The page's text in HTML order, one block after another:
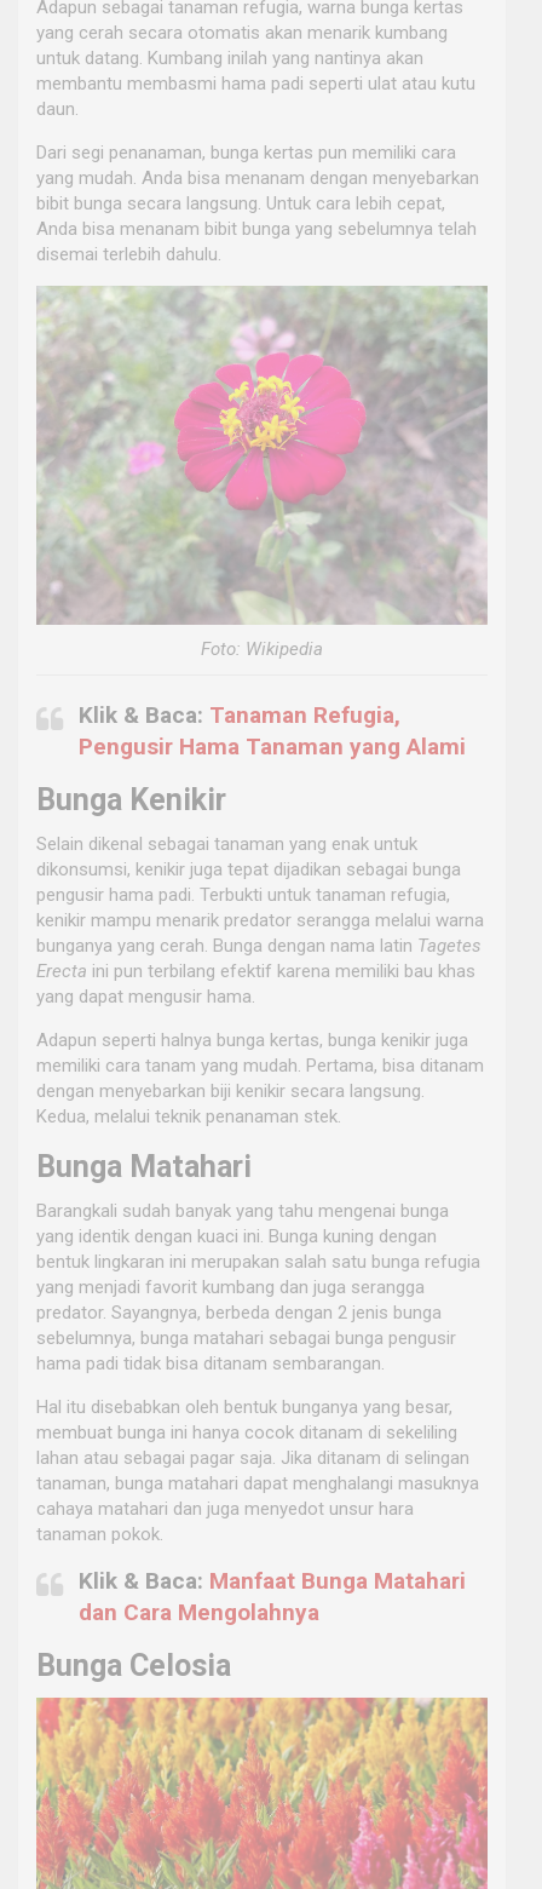
Adapun sebagai tanaman refugia, warna bunga kertas
yang cerah secara otomatis akan menarik kumbang
untuk datang. Kumbang inilah yang nantinya akan
membantu membasmi hama padi seperti ulat atau kutu
daun.
Dari segi penanaman, bunga kertas pun memiliki cara
yang mudah. Anda bisa menanam dengan menyebarkan
bibit bunga secara langsung. Untuk cara lebih cepat,
Anda bisa menanam bibit bunga yang sebelumnya telah
disemai terlebih dahulu.
Foto: Wikipedia
Klik & Baca: Tanaman Refugia,
Pengusir Hama Tanaman yang Alami
Bunga Kenikir
Selain dikenal sebagai tanaman yang enak untuk
dikonsumsi, kenikir juga tepat dijadikan sebagai bunga
pengusir hama padi. Terbukti untuk tanaman refugia,
kenikir mampu menarik predator serangga melalui warna
bunganya yang cerah. Bunga dengan nama latin Tagetes
Erecta ini pun terbilang efektif karena memiliki bau khas
yang dapat mengusir hama.
Adapun seperti halnya bunga kertas, bunga kenikir juga
memiliki cara tanam yang mudah. Pertama, bisa ditanam
dengan menyebarkan biji kenikir secara langsung.
Kedua, melalui teknik penanaman stek.
Bunga Matahari
Barangkali sudah banyak yang tahu mengenai bunga
yang identik dengan kuaci ini. Bunga kuning dengan
bentuk lingkaran ini merupakan salah satu bunga refugia
yang menjadi favorit kumbang dan juga serangga
predator. Sayangnya, berbeda dengan 2 jenis bunga
sebelumnya, bunga matahari sebagai bunga pengusir
hama padi tidak bisa ditanam sembarangan.
Hal itu disebabkan oleh bentuk bunganya yang besar,
membuat bunga ini hanya cocok ditanam di sekeliling
lahan atau sebagai pagar saja. Jika ditanam di selingan
tanaman, bunga matahari dapat menghalangi masuknya
cahaya matahari dan juga menyedot unsur hara
tanaman pokok.
Klik & Baca: Manfaat Bunga Matahari
dan Cara Mengolahnya
Bunga Celosia